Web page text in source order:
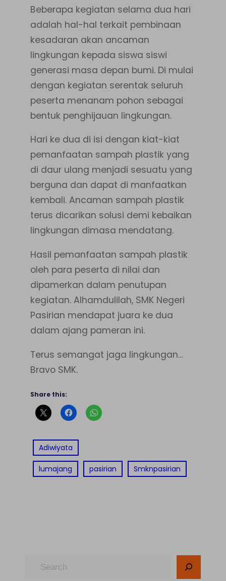
Beberapa kegiatan selama dua hari
adalah hal-hal terkait pembinaan
kesadaran akan ancaman
lingkungan kepada siswa siswi
generasi masa depan bumi. Di mulai
dengan kegiatan serentak seluruh
peserta menanam pohon sebagai
bentuk penghijauan lingkungan.
Hari ke dua di isi dengan kiat-kiat
pemanfaatan sampah plastik yang
di daur ulang menjadi sesuatu yang
berguna dan dapat di manfaatkan
kembali. Ancaman sampah plastik
terus dicarikan solusi demi kebaikan
lingkungan dimasa mendatang.
Hasil pemanfaatan sampah plastik
oleh para peserta di nilai dan
dipamerkan dalam penutupan
kegiatan. Alhamdulilah, SMK Negeri
Pasirian mendapat juara ke dua
dalam ajang pameran ini.
Terus semangat jaga lingkungan…
Bravo SMK.
Share this:
Adiwiyata
lumajang pasirian Smknpasirian